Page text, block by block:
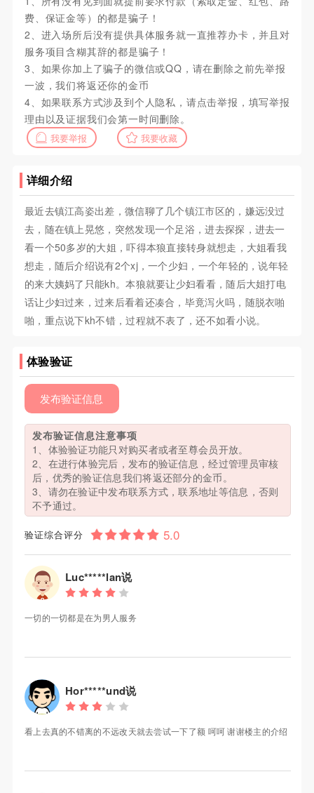
费、保证金等）的都是骗子！
2、进入场所后没有提供具体服务就一直推荐办卡，并且对
服务项目含糊其辞的都是骗子！
3、如果你加上了骗子的微信或QQ，请在删除之前先举报
一波，我们将返还你的金币
4、如果联系方式涉及到个人隐私，请点击举报，填写举报
理由以及证据我们会第一时间删除。
我要举报 我要收藏
详细介绍
最近去镇江高姿出差，微信聊了几个镇江市区的，嫌远没过
去，随在镇上晃悠，突然发现一个足浴，进去探探，进去一
看一个50多岁的大姐，吓得本狼直接转身就想走，大姐看我
想走，随后介绍说有2个xj，一个少妇，一个年轻的，说年轻
的来大姨妈了只能kh。本狼就要让少妇看看，随后大姐打电
话让少妇过来，过来后看着还凑合，毕竟泻火吗，随脱衣啪
啪，重点说下kh不错，过程就不表了，还不如看小说。
体验验证
发布验证信息
发布验证信息注意事项
1、体验验证功能只对购买者或者至尊会员开放。
2、在进行体验完后，发布的验证信息，经过管理员审核
后，优秀的验证信息我们将返还部分的金币。
3、请勿在验证中发布联系方式，联系地址等信息，否则
不予通过。
验证综合评分
Luc*****lan说
一切的一切都是在为男人服务
Hor*****und说
看上去真的不错离的不远改天就去尝试一下了额 呵呵 谢谢楼主的介绍